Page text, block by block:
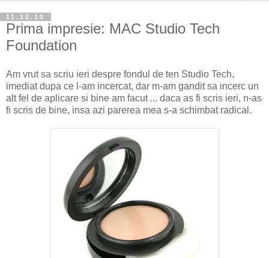
11.12.10
Prima impresie: MAC Studio Tech
Foundation
Am vrut sa scriu ieri despre fondul de ten Studio Tech,
imediat dupa ce l-am incercat, dar m-am gandit sa incerc un
alt fel de aplicare si bine am facut ... daca as fi scris ieri, n-as
fi scris de bine, insa azi parerea mea s-a schimbat radical.